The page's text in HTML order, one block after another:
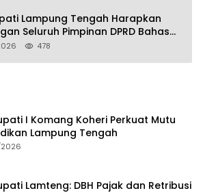
Lampung Tengah Harapkan
Seluruh Pimpinan DPRD Bahas
APBD Tahun 2027
478
I Komang Koheri Perkuat Mutu
Lampung Tengah
Lamteng: DBH Pajak dan Retribusi